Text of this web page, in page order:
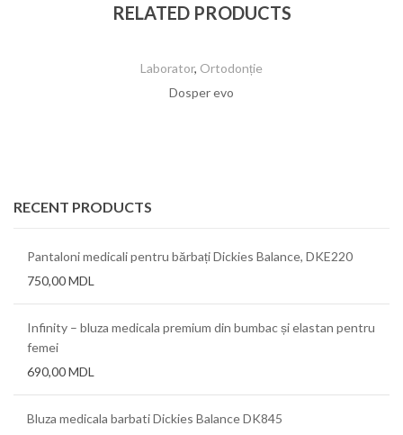
RELATED PRODUCTS
Laborator, Ortodonție
Dosper evo
RECENT PRODUCTS
Pantaloni medicali pentru bărbați Dickies Balance, DKE220
750,00MDL
Infinity – bluza medicala premium din bumbac și elastan pentru
femei
690,00MDL
Bluza medicala barbati Dickies Balance DK845